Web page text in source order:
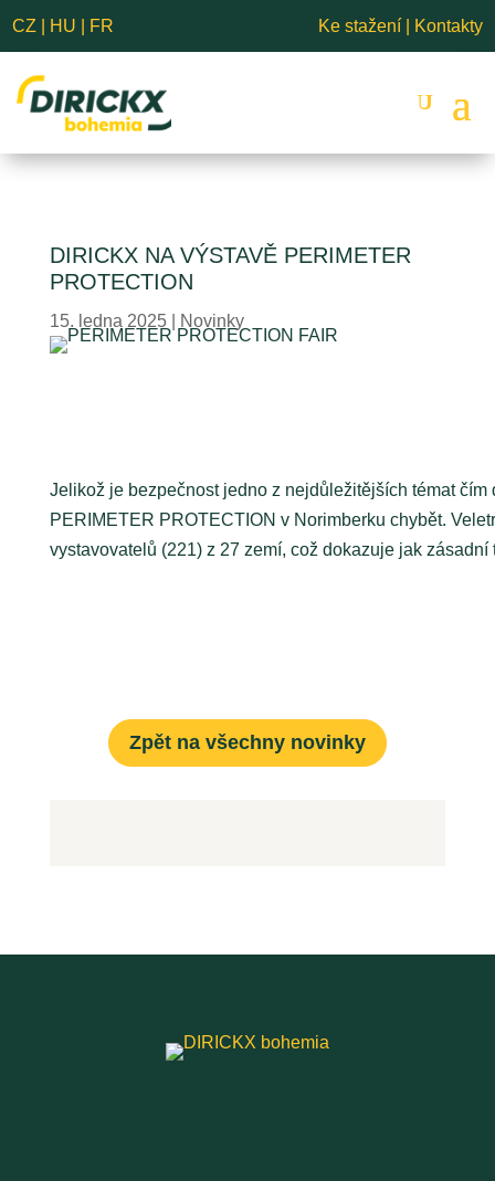
CZ HU FR Ke stažení Kontakty
DIRICKX NA VÝSTAVĚ PERIMETER
PROTECTION
15. ledna 2025| Novinky
Jelikož je bezpečnost jedno z nejdůležitějších témat
PERIMETER PROTECTION v Norimberku chybět.
vystavovatelů (221) z 27 zemí, což dokazuje jak zásadní
Zpět na všechny novinky